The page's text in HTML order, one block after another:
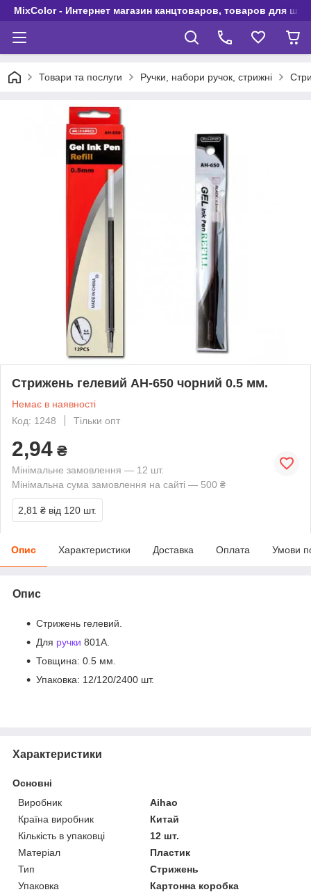
MixColor - Интернет магазин канцтоваров, товаров для
Товари та послуги Ручки, набори ручок, стрижні
Стрижень гелевий AH-650 чорний 0.5 мм.
Немає в наявності
Код: 1248
Тільки опт
2,94 ₴
Мінімальне замовлення — 12 шт.
Мінімальна сума замовлення на сайті — 500 ₴
2,81 ₴ від 120 шт.
Опис Характеристики Доставка Оплата Умови
Опис
Стрижень гелевий.
Для ручки 801A.
Товщина: 0.5 мм.
Упаковка: 12/120/2400 шт.
Характеристики
Основні
Виробник
Aihao
Країна виробник
Китай
Кількість в упаковці
12 шт.
Матеріал
Пластик
Тип
Стрижень
Упаковка
Картонна коробка